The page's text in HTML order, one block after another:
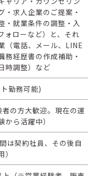
・求人企業のご提案・
・就業条件の調整・入
ォローなど）と、それ
（電話、メール、LINE
務経歴書の作成補助・
時調整）など
勤務可能)
の方大歓迎。現在の運
から活躍中）
は契約社員、その後自